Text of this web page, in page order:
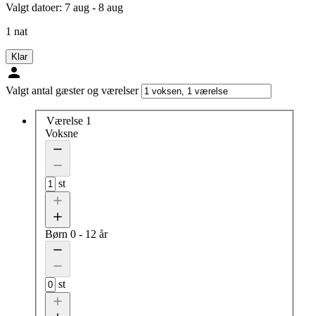
Valgt datoer: 7 aug - 8 aug
1 nat
Klar
Valgt antal gæster og værelser
Værelse 1
Voksne
st
Børn 0 - 12 år
st